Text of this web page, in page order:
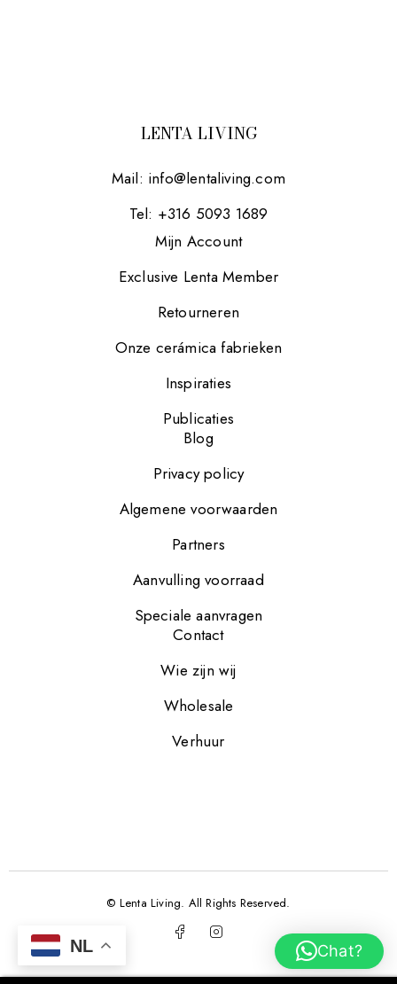
LENTA LIVING
Mail: info@lentaliving.com
Tel: +316 5093 1689
Mijn Account
Exclusive Lenta Member
Retourneren
Onze cerámica fabrieken
Inspiraties
Publicaties
Blog
Privacy policy
Algemene voorwaarden
Partners
Aanvulling voorraad
Speciale aanvragen
Contact
Wie zijn wij
Wholesale
Verhuur
© Lenta Living. All Rights Reserved.
NL Chat?